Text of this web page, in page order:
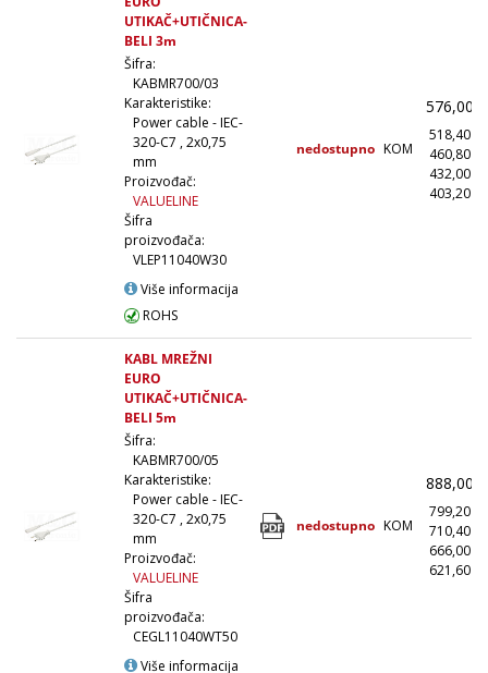
UTIKAČ+UTIČNICA-
BELI 3m
Šifra:
KABMR700/03
Karakteristike:
Power cable - IEC-
320-C7 , 2x0,75
mm
Proizvođač:
VALUELINE
Šifra
proizvođača:
VLEP11040W30
Više informacija
ROHS
nedostupno KOM
576,00
518,40
460,80
432,00
403,20
KABL MREŽNI
EURO
UTIKAČ+UTIČNICA-
BELI 5m
Šifra:
KABMR700/05
Karakteristike:
Power cable - IEC-
320-C7 , 2x0,75
mm
Proizvođač:
VALUELINE
Šifra
proizvođača:
CEGL11040WT50
Više informacija
nedostupno KOM
888,00
799,20
710,40
666,00
621,60